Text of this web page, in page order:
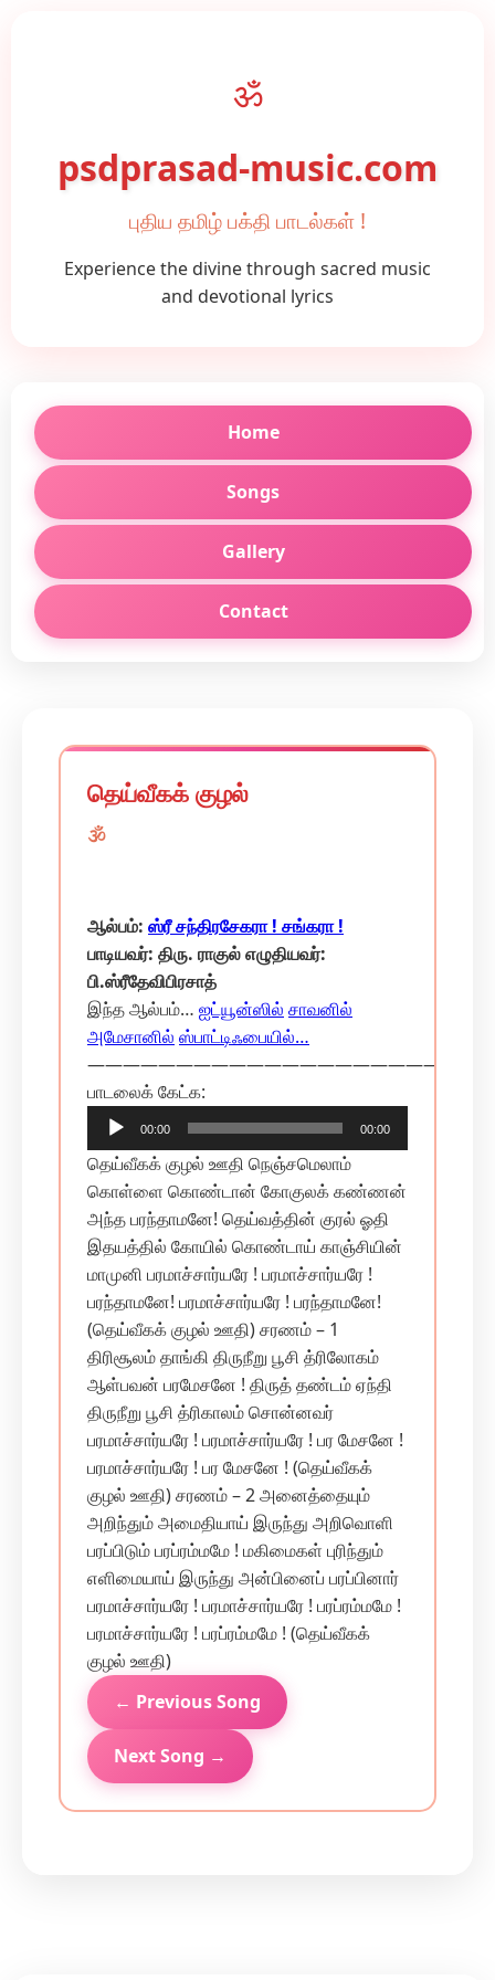
ॐ
psdprasad-music.com
புதிய தமிழ் பக்தி பாடல்கள் !
Experience the divine through sacred music
and devotional lyrics
Home
Songs
Gallery
Contact
தெய்வீகக் குழல்
🕉️
ஆல்பம்: ஸ்ரீ சந்திரசேகரா ! சங்கரா !
பாடியவர்: திரு. ராகுல் எழுதியவர்:
பி.ஸ்ரீதேவிபிரசாத்
இந்த ஆல்பம்… ஐட்யூன்ஸில் சாவனில்
அமேசானில் ஸ்பாட்டிஃபையில்…
பாடலைக் கேட்க:
Player
00:00 00:00
தெய்வீகக் குழல் ஊதி நெஞ்சமெலாம்
கொள்ளை கொண்டான் கோகுலக் கண்ணன்
அந்த பரந்தாமனே! தெய்வத்தின் குரல் ஓதி
இதயத்தில் கோயில் கொண்டாய் காஞ்சியின்
மாமுனி பரமாச்சார்யரே ! பரமாச்சார்யரே !
பரந்தாமனே! பரமாச்சார்யரே ! பரந்தாமனே!
(தெய்வீகக் குழல் ஊதி) சரணம் – 1
திரிசூலம் தாங்கி திருநீறு பூசி த்ரிலோகம்
ஆள்பவன் பரமேசனே ! திருத் தண்டம் ஏந்தி
திருநீறு பூசி த்ரிகாலம் சொன்னவர்
பரமாச்சார்யரே ! பரமாச்சார்யரே ! பர மேசனே !
பரமாச்சார்யரே ! பர மேசனே ! (தெய்வீகக்
குழல் ஊதி) சரணம் – 2 அனைத்தையும்
அறிந்தும் அமைதியாய் இருந்து அறிவொளி
பரப்பிடும் பரப்ரம்மமே ! மகிமைகள் புரிந்தும்
எளிமையாய் இருந்து அன்பினைப் பரப்பினார்
பரமாச்சார்யரே ! பரமாச்சார்யரே ! பரப்ரம்மமே !
பரமாச்சார்யரே ! பரப்ரம்மமே ! (தெய்வீகக்
குழல் ஊதி)
← Previous Song
Next Song →